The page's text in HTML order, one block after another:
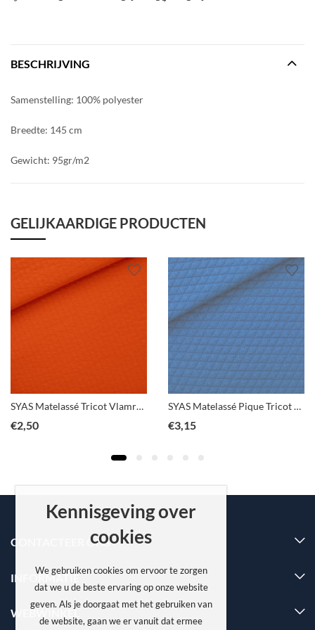
BESCHRIJVING
Samenstelling: 100% polyester
Breedte: 145 cm
Gewicht: 95gr/m2
GELIJKAARDIGE PRODUCTEN
SYAS Matelassé Tricot Vlamrood
€2,50
SYAS Matelassé Pique Tricot Surf the web blauw
€3,15
CONTACTEER ONS
INFORMATIE
WEBWINKEL
Kennisgeving over
cookies
We gebruiken cookies om ervoor te zorgen
dat we u de beste ervaring op onze website
geven. Als je doorgaat met het gebruiken van
de website, gaan we er vanuit dat ermee